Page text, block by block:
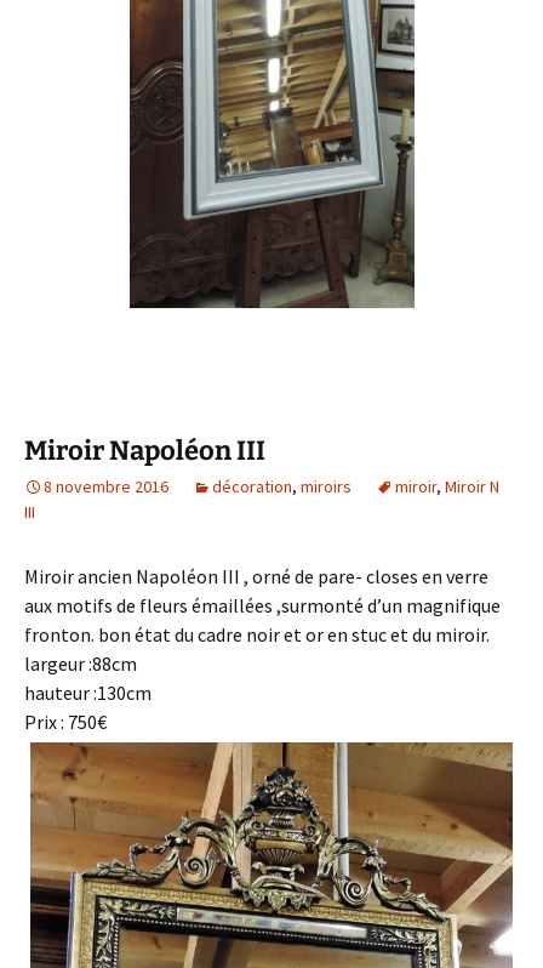
Miroir Napoléon III
8 novembre 2016 décoration, miroirs miroir, Miroir N
III
Miroir ancien Napoléon III , orné de pare- closes en verre
aux motifs de fleurs émaillées ,surmonté d’un magnifique
fronton. bon état du cadre noir et or en stuc et du miroir.
largeur :88cm
hauteur :130cm
Prix : 750€